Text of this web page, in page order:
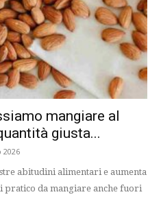
mangiare al
giusta...
2026
abitudini alimentari e aumenta
pratico da mangiare anche fuori